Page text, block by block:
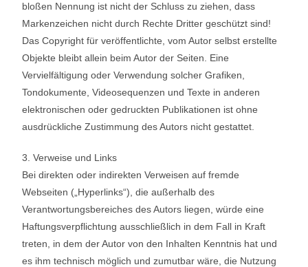
bloßen Nennung ist nicht der Schluss zu ziehen, dass
Markenzeichen nicht durch Rechte Dritter geschützt sind!
Das Copyright für veröffentlichte, vom Autor selbst erstellte
Objekte bleibt allein beim Autor der Seiten. Eine
Vervielfältigung oder Verwendung solcher Grafiken,
Tondokumente, Videosequenzen und Texte in anderen
elektronischen oder gedruckten Publikationen ist ohne
ausdrückliche Zustimmung des Autors nicht gestattet.
3. Verweise und Links
Bei direkten oder indirekten Verweisen auf fremde
Webseiten („Hyperlinks“), die außerhalb des
Verantwortungsbereiches des Autors liegen, würde eine
Haftungsverpflichtung ausschließlich in dem Fall in Kraft
treten, in dem der Autor von den Inhalten Kenntnis hat und
es ihm technisch möglich und zumutbar wäre, die Nutzung